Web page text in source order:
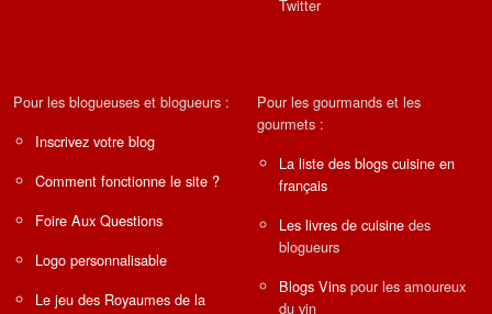
Twitter
Pour les blogueuses et blogueurs :
Inscrivez votre blog
Comment fonctionne le site ?
Foire Aux Questions
Logo personnalisable
Le jeu des Royaumes de la
Pour les gourmands et les
gourmets :
La liste des blogs cuisine en
français
Les livres de cuisine des
blogueurs
Blogs Vins pour les amoureux
du vin